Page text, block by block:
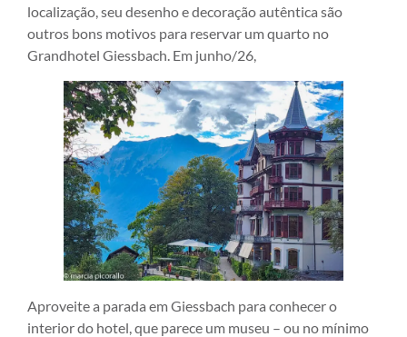
localização, seu desenho e decoração autêntica são
outros bons motivos para reservar um quarto no
Grandhotel Giessbach. Em junho/26,
Aproveite a parada em Giessbach para conhecer o
interior do hotel, que parece um museu – ou no mínimo